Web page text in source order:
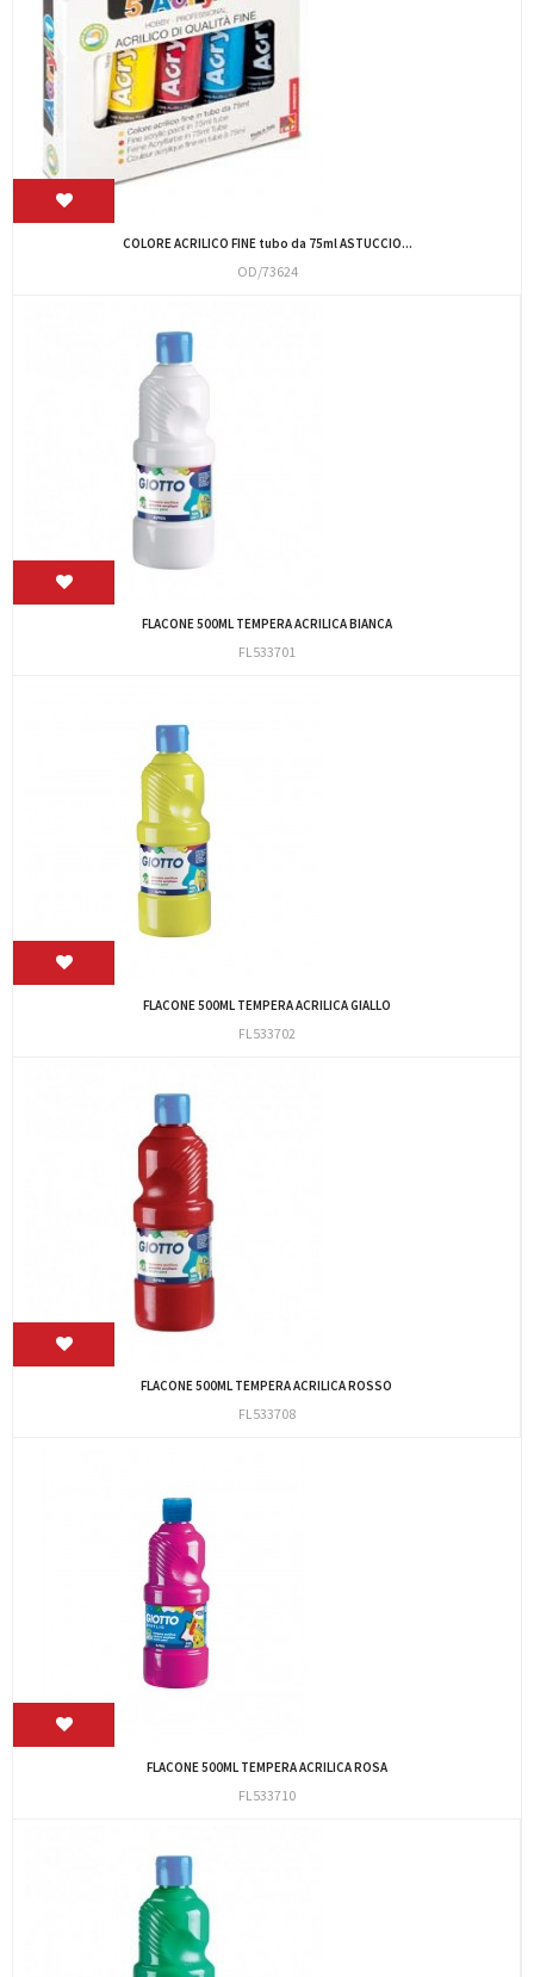
COLORE ACRILICO FINE tubo da 75ml ASTUCCIO...
OD/73624
FLACONE 500ML TEMPERA ACRILICA BIANCA
FL533701
FLACONE 500ML TEMPERA ACRILICA GIALLO
FL533702
FLACONE 500ML TEMPERA ACRILICA ROSSO
FL533708
FLACONE 500ML TEMPERA ACRILICA ROSA
FL533710